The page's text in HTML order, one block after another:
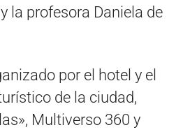
la profesora Daniela de
por el hotel y el
de la ciudad,
Multiverso 360 y